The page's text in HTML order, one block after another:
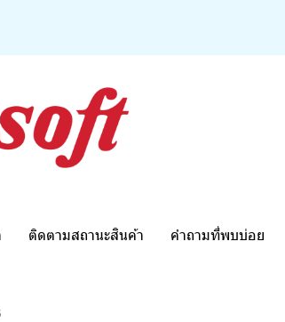
ติดตามสถานะสินค้า คำถามที่พบบ่อย